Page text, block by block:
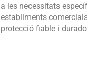
a les necessitats
establiments
protecció fiable i